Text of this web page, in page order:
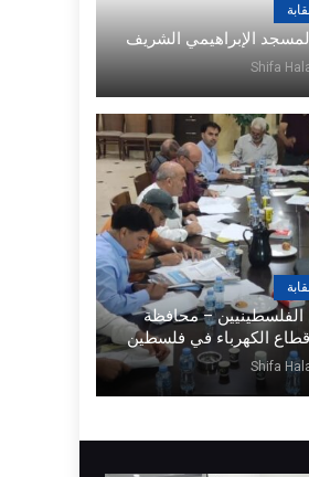
الإبراهيمي الشريف
Shifa
الفلسطينيين – محافظة
الكهرباء في فلسطين
Shifa